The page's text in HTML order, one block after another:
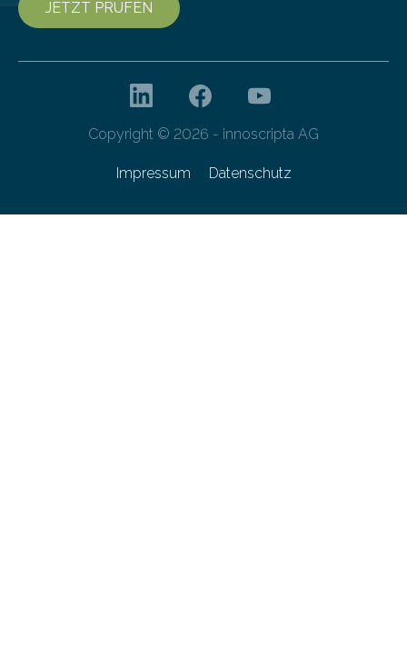
JETZT PRÜFEN
Copyright © 2026 - innoscripta AG
Impressum Datenschutz